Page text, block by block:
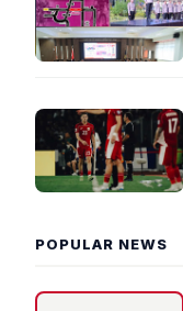
POPULAR NEWS